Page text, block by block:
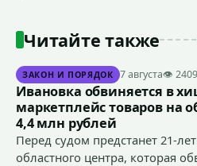
Читайте также
ЗАКОН И ПОРЯДОК 7 августа👁 2409
Ивановка обвиняется в
маркетплейс товаров на
4,4 млн рублей
Перед судом предстанет 21-
областного центра, которая